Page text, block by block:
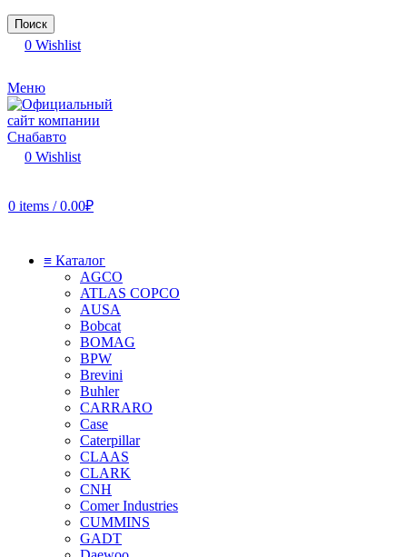
Поиск
0 Wishlist
Меню
0 Wishlist
0 items / 0.00₽
≡ Каталог
AGCO
ATLAS COPCO
AUSA
Bobcat
BOMAG
BPW
Brevini
Buhler
CARRARO
Case
Caterpillar
CLAAS
CLARK
CNH
Comer Industries
CUMMINS
GADT